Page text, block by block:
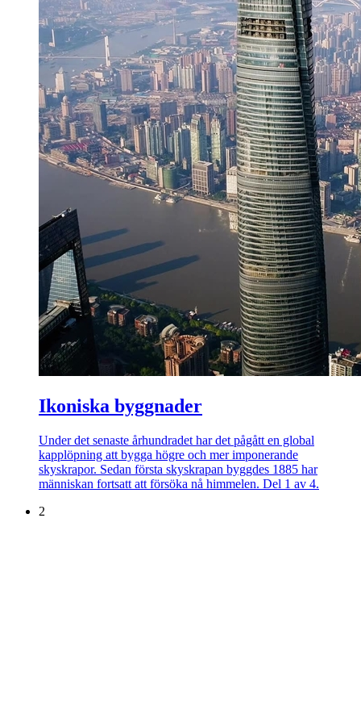
Ikoniska byggnader
Under det senaste århundradet har det pågått en global
kapplöpning att bygga högre och mer imponerande
skyskrapor. Sedan första skyskrapan byggdes 1885 har
människan fortsatt att försöka nå himmelen. Del 1 av 4.
2